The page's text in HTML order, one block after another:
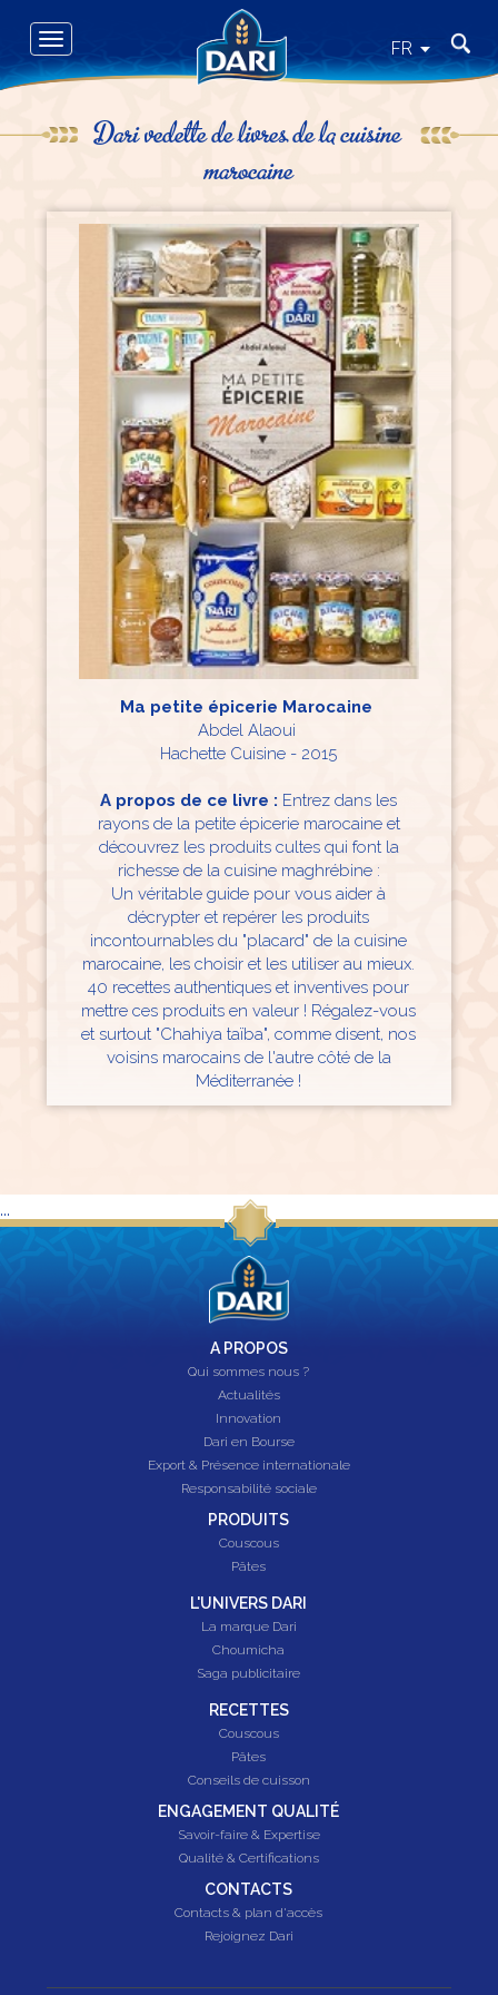
main
content
FR
Toggle
navigation
Dari vedette de livres de la cuisine
marocaine
Ma petite épicerie Marocaine
Abdel Alaoui
Hachette Cuisine - 2015
A propos de ce livre : Entrez dans les
rayons de la petite épicerie marocaine et
découvrez les produits cultes qui font la
richesse de la cuisine maghrébine :
Un véritable guide pour vous aider à
décrypter et repérer les produits
incontournables du "placard" de la cuisine
marocaine, les choisir et les utiliser au mieux.
40 recettes authentiques et inventives pour
mettre ces produits en valeur ! Régalez-vous
et surtout "Chahiya taïba", comme disent, nos
voisins marocains de l'autre côté de la
Méditerranée !
...
A PROPOS
Qui sommes nous ?
Actualités
Innovation
Dari en Bourse
Export & Présence internationale
Responsabilité sociale
PRODUITS
Couscous
Pâtes
L'UNIVERS DARI
La marque Dari
Choumicha
Saga publicitaire
CONTACTS
Contacts & plan d'accès
Rejoignez Dari
ENGAGEMENT QUALITÉ
Savoir-faire & Expertise
Qualité & Certifications
RECETTES
Couscous
Pâtes
Conseils de cuisson